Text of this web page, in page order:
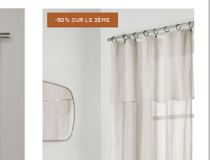
-50% SUR LE 2ÈME